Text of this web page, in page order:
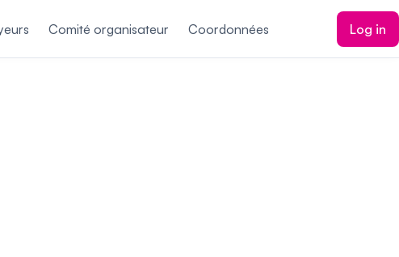
Comité organisateur Coordonnées Log in